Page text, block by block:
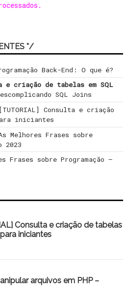
.
*/
Back-End: O que é?
e criação de tabelas em SQL
SQL Joins
[TUTORIAL] Consulta e criação
iniciantes
Melhores Frases sobre
2023
Frases sobre Programação –
Consulta e criação de tabelas
iniciantes
arquivos em PHP –